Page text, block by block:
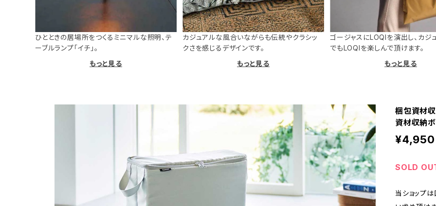
ひとときの居場所をつくるミニマルな照明、テ
ーブルランプ「イチ」。
もっと見る
カジュアルな風合いながらも伝統やクラシッ
クさを感じるデザインです。
もっと見る
ゴージャスにLOQIを演出し、カジ
でもLOQIを楽しんで頂けます。
もっと見る
梱包資材
資材収納
¥4,950
SOLD
当ショップ